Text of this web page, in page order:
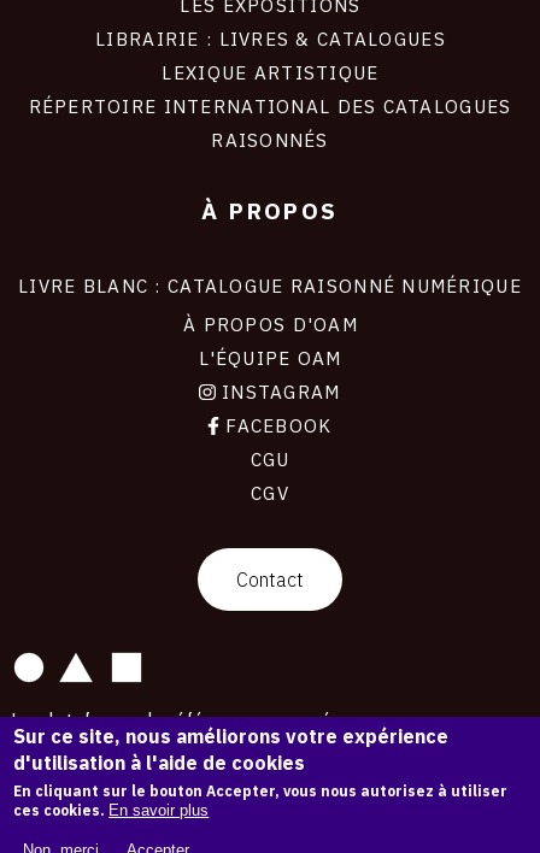
LES EXPOSITIONS
LIBRAIRIE : LIVRES & CATALOGUES
LEXIQUE ARTISTIQUE
RÉPERTOIRE INTERNATIONAL DES CATALOGUES
RAISONNÉS
À PROPOS
LIVRE BLANC : CATALOGUE RAISONNÉ NUMÉRIQUE
À PROPOS D'OAM
L'ÉQUIPE OAM
INSTAGRAM
FACEBOOK
CGU
CGV
Contact
La plateforme de référence pour créer,
conserver et promouvoir l'Histoire de l'Art.
Des catalogues raisonnés aux archives
d'expositions.
43 254 œuvres d'art — 7 586 expositions
Sur ce site, nous améliorons votre expérience
d'utilisation à l'aide de cookies
En cliquant sur le bouton Accepter, vous nous autorisez à utiliser
ces cookies. En savoir plus